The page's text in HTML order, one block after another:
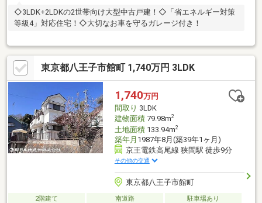
◇3LDK+2LDKの2世帯向け大型中古戸建！◇「省エネルギー対策
等級4」対応住宅！◇大切なお車を守るガレージ付き！
東京都八王子市館町 1,740万円 3LDK
1,740万円
間取り 3LDK
建物面積79.98m2
土地面積133.94m2
築年月 1987年8月(築39年1ヶ月)
京王電鉄高尾線 狭間駅 徒歩9分
その他の交通
東京都八王子市館町
2階建て 南道路 駐車場あり